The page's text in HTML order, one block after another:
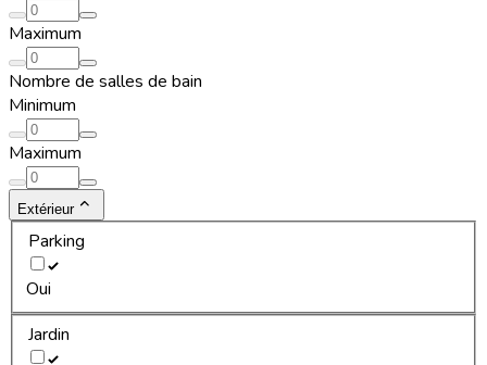
Maximum
Nombre de salles de bain
Minimum
Maximum
Extérieur
Parking
Oui
Jardin